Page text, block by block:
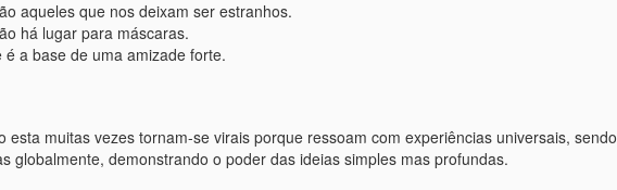
aqueles que nos deixam ser estranhos.
há lugar para máscaras.
a base de uma amizade forte.
esta muitas vezes tornam-se virais porque ressoam com experiências universais, sendo
globalmente, demonstrando o poder das ideias simples mas profundas.